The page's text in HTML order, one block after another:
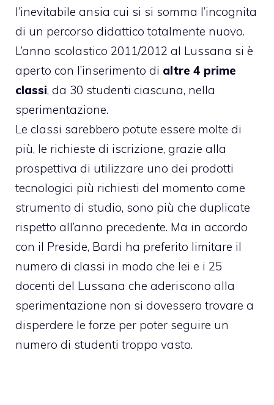
l’inevitabile ansia cui si si somma l’incognita
di un percorso didattico totalmente nuovo.
L’anno scolastico 2011/2012 al Lussana si è
aperto con l’inserimento di altre 4 prime
classi, da 30 studenti ciascuna, nella
sperimentazione.
Le classi sarebbero potute essere molte di
più, le richieste di iscrizione, grazie alla
prospettiva di utilizzare uno dei prodotti
tecnologici più richiesti del momento come
strumento di studio, sono più che duplicate
rispetto all’anno precedente. Ma in accordo
con il Preside, Bardi ha preferito limitare il
numero di classi in modo che lei e i 25
docenti del Lussana che aderiscono alla
sperimentazione non si dovessero trovare a
disperdere le forze per poter seguire un
numero di studenti troppo vasto.